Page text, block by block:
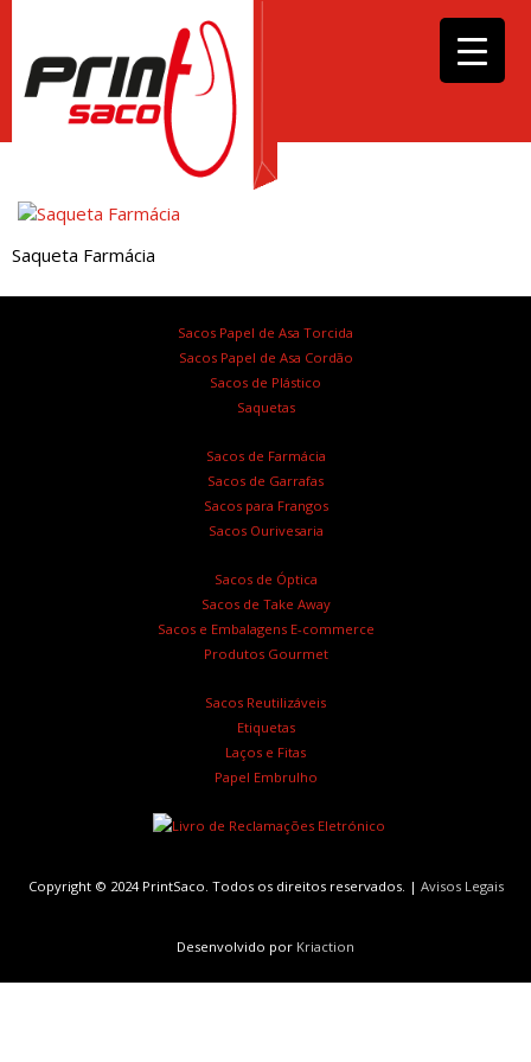
Saqueta Farmácia
Sacos Papel de Asa Torcida
Sacos Papel de Asa Cordão
Sacos de Plástico
Saquetas
Sacos de Farmácia
Sacos de Garrafas
Sacos para Frangos
Sacos Ourivesaria
Sacos de Óptica
Sacos de Take Away
Sacos e Embalagens E-commerce
Produtos Gourmet
Sacos Reutilizáveis
Etiquetas
Laços e Fitas
Papel Embrulho
Copyright © 2024 PrintSaco. Todos os direitos reservados. | Avisos Legais
Desenvolvido por Kriaction